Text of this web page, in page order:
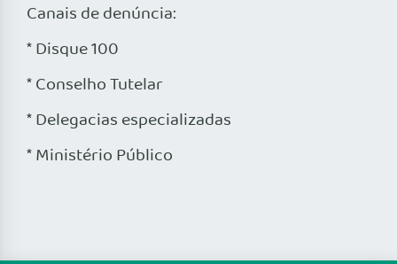
Canais de denúncia:
* Disque 100
* Conselho Tutelar
* Delegacias especializadas
* Ministério Público